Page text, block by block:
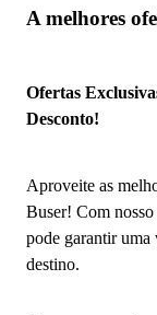
A melhores
Ofertas
Desconto!
Aproveite as
Buser! Com
pode garantir uma
destino.